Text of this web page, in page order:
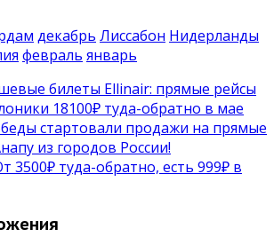
декабрь Лиссабон Нидерланды
февраль январь
билеты Ellinair: прямые рейсы
18100₽ туда-обратно в мае
стартовали продажи на прямые
из городов России!
туда-обратно, есть 999₽ в